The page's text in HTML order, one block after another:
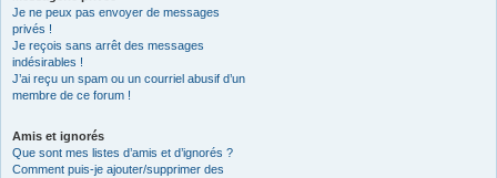
Je ne peux pas envoyer de messages
privés !
Je reçois sans arrêt des messages
indésirables !
J’ai reçu un spam ou un courriel abusif d’un
membre de ce forum !
Amis et ignorés
Que sont mes listes d’amis et d’ignorés ?
Comment puis-je ajouter/supprimer des